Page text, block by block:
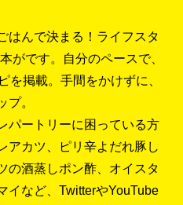
はんで決まる！ライフスタ
がです。自分のペースで、
を掲載。手間をかけずに、
プ。
パートリーに困っている方
アカツ、ピリ辛よだれ豚し
の酒蒸しポン酢、オイスタ
イなど、TwitterやYouTube